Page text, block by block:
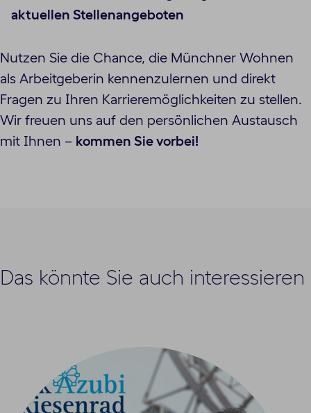
aktuellen Stellenangeboten
Nutzen Sie die Chance, die Münchner Wohnen
als Arbeitgeberin kennenzulernen und direkt
Fragen zu Ihren Karrieremöglichkeiten zu stellen.
Wir freuen uns auf den persönlichen Austausch
mit Ihnen – kommen Sie vorbei!
Das könnte Sie auch interessieren